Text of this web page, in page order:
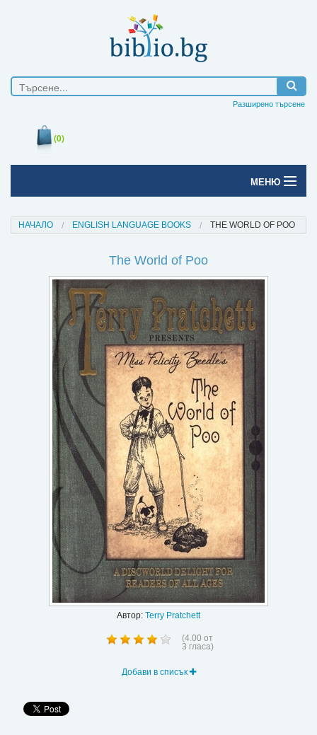
Разширено търсене
(0)
МЕНЮ
Електронни книги
Е-списания
Подаръци
Ваучери
Промоции
Контакти
Вход
Регистрация
НАЧАЛО ENGLISH LANGUAGE BOOKS THE WORLD OF POO
The World of Poo
Автор: Terry Pratchett
(4.00 от
3 гласа)
Добави в списък